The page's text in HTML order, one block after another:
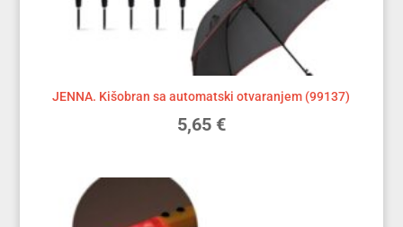
JENNA. Kišobran sa automatski otvaranjem (99137)
5,65 €